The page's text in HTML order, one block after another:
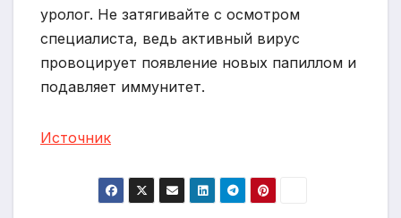
уролог. Не затягивайте с осмотром
специалиста, ведь активный вирус
провоцирует появление новых папиллом и
подавляет иммунитет.
Источник